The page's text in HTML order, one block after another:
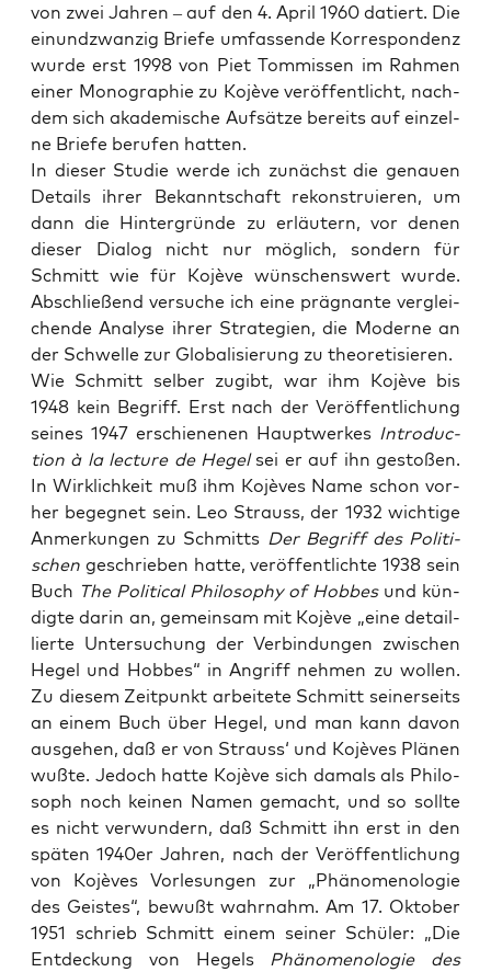
von zwei Jah­ren – auf den 4. April 1960 datiert. Die
ein­und­zwan­zig Brie­fe umfas­sen­de Kor­re­spon­denz
wur­de erst 1998 von Piet Tom­mis­sen im Rah­men
einer Mono­gra­phie zu Kojè­ve ver­öf­fent­licht, nach­
dem sich aka­de­mi­sche Auf­sät­ze bereits auf ein­zel­
ne Brie­fe beru­fen hatten.
In die­ser Stu­die wer­de ich zunächst die genau­en
Details ihrer Bekannt­schaft rekon­stru­ie­ren, um
dann die Hin­ter­grün­de zu erläu­tern, vor denen
die­ser Dia­log nicht nur mög­lich, son­dern für
Schmitt wie für Kojè­ve wün­schens­wert wur­de.
Abschlie­ßend ver­su­che ich eine prä­gnan­te ver­glei­
chen­de Ana­ly­se ihrer Stra­te­gien, die Moder­ne an
der Schwel­le zur Glo­ba­li­sie­rung zu theoretisieren.
Wie Schmitt sel­ber zugibt, war ihm Kojè­ve bis
1948 kein Begriff. Erst nach der Ver­öf­fent­li­chung
sei­nes 1947 erschie­ne­nen Haupt­wer­kes Intro­duc­
tion à la lec­tu­re de Hegelsei er auf ihn gesto­ßen.
In Wirk­lich­keit muß ihm Kojè­ves Name schon vor­
her begeg­net sein. Leo Strauss, der 1932 wich­ti­ge
Anmer­kun­gen zu Schmitts Der Begriff des Poli­ti­
schen geschrie­ben hat­te, ver­öf­fent­lich­te 1938 sein
Buch The Poli­ti­cal Phi­lo­so­phy of Hob­besund kün­
dig­te dar­in an, gemein­sam mit Kojè­ve „eine detail­
lier­te Unter­su­chung der Ver­bin­dun­gen zwi­schen
Hegel und Hob­bes“ in Angriff neh­men zu wol­len.
Zu die­sem Zeit­punkt arbei­te­te Schmitt sei­ner­seits
an einem Buch über Hegel, und man kann davon
aus­ge­hen, daß er von Strauss‘ und Kojè­ves Plä­nen
wuß­te. Jedoch hat­te Kojè­ve sich damals als Phi­lo­
soph noch kei­nen Namen gemacht, und so soll­te
es nicht ver­wun­dern, daß Schmitt ihn erst in den
spä­ten 1940er Jah­ren, nach der Ver­öf­fent­li­chung
von Kojè­ves Vor­le­sun­gen zur „Phä­no­me­no­lo­gie
des Geis­tes“, bewußt wahr­nahm. Am 17. Okto­ber
1951 schrieb Schmitt einem sei­ner Schü­ler: „Die
Ent­de­ckung von Hegels Phä­no­me­no­lo­gie des